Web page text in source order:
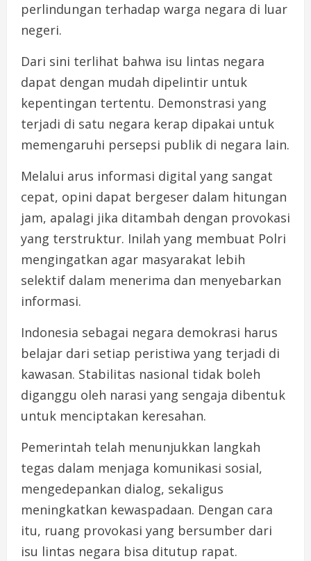
perlindungan terhadap warga negara di luar
negeri.
Dari sini terlihat bahwa isu lintas negara
dapat dengan mudah dipelintir untuk
kepentingan tertentu. Demonstrasi yang
terjadi di satu negara kerap dipakai untuk
memengaruhi persepsi publik di negara lain.
Melalui arus informasi digital yang sangat
cepat, opini dapat bergeser dalam hitungan
jam, apalagi jika ditambah dengan provokasi
yang terstruktur. Inilah yang membuat Polri
mengingatkan agar masyarakat lebih
selektif dalam menerima dan menyebarkan
informasi.
Indonesia sebagai negara demokrasi harus
belajar dari setiap peristiwa yang terjadi di
kawasan. Stabilitas nasional tidak boleh
diganggu oleh narasi yang sengaja dibentuk
untuk menciptakan keresahan.
Pemerintah telah menunjukkan langkah
tegas dalam menjaga komunikasi sosial,
mengedepankan dialog, sekaligus
meningkatkan kewaspadaan. Dengan cara
itu, ruang provokasi yang bersumber dari
isu lintas negara bisa ditutup rapat.